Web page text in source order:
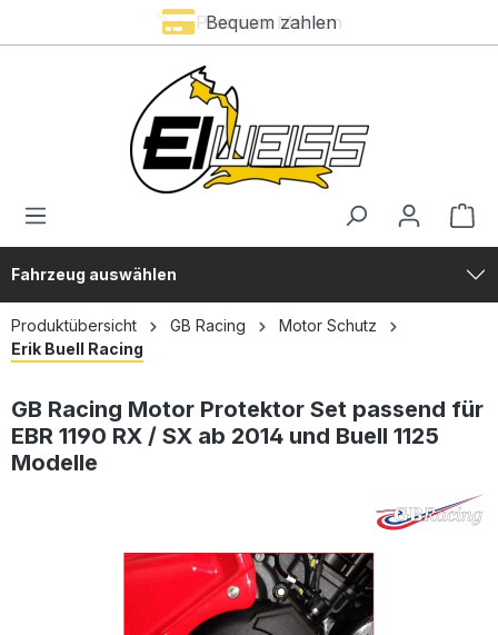
Premium Marken
Bequem zahlen
Fahrzeug auswählen
Produktübersicht GB Racing
Motor Schutz
Erik Buell Racing
GB Racing Motor Protektor Set passend für
EBR 1190 RX / SX ab 2014 und Buell 1125
Modelle
Bildergalerie überspringen